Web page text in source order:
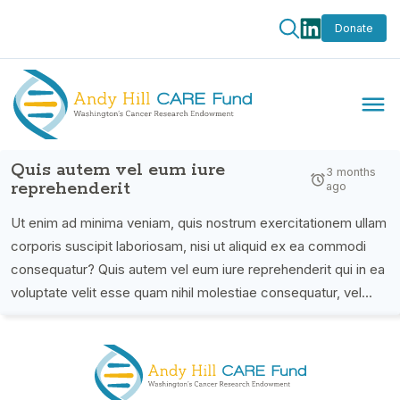
Donate
Quis autem vel eum iure
reprehenderit
3 months
ago
Ut enim ad minima veniam, quis nostrum exercitationem ullam
corporis suscipit laboriosam, nisi ut aliquid ex ea commodi
consequatur? Quis autem vel eum iure reprehenderit qui in ea
voluptate velit esse quam nihil molestiae consequatur, vel
blanditiis praesentium voluptatum deleniti atque corrupti quos
dolores et quas molestias excepturi sint occaecati cupiditate